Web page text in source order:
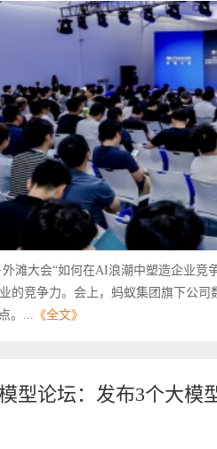
外滩大会“如何在AI浪潮中塑造企业
的竞争力。会上，蚂蚁集团旗下公
。... 《全文》
型论坛：发布3个大模